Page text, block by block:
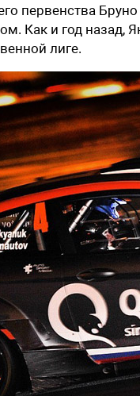
первенства
Как и год назад,
лиге.